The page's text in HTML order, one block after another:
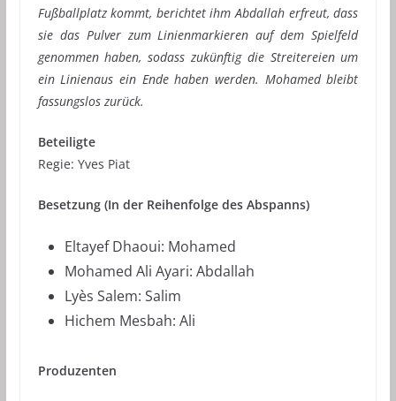
Fußballplatz kommt, berichtet ihm Abdallah erfreut, dass
sie das Pulver zum Linienmarkieren auf dem Spielfeld
genommen haben, sodass zukünftig die Streitereien um
ein Linienaus ein Ende haben werden. Mohamed bleibt
fassungslos zurück.
Beteiligte
Regie: Yves Piat
Besetzung (In der Reihenfolge des Abspanns)
Eltayef Dhaoui: Mohamed
Mohamed Ali Ayari: Abdallah
Lyès Salem: Salim
Hichem Mesbah: Ali
Produzenten